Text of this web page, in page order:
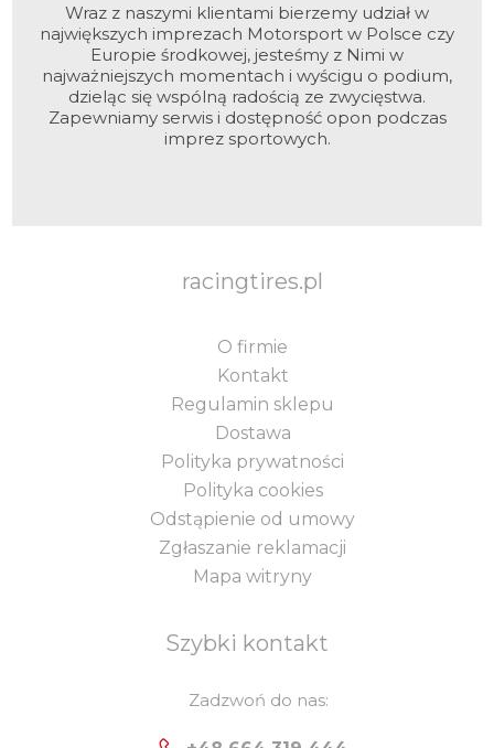
Wraz z naszymi klientami bierzemy udział w
największych imprezach Motorsport w Polsce czy
Europie środkowej, jesteśmy z Nimi w
najważniejszych momentach i wyścigu o podium,
dzieląc się wspólną radością ze zwycięstwa.
Zapewniamy serwis i dostępność opon podczas
imprez sportowych.
racingtires.pl
O firmie
Kontakt
Regulamin sklepu
Dostawa
Polityka prywatności
Polityka cookies
Odstąpienie od umowy
Zgłaszanie reklamacji
Mapa witryny
Szybki kontakt
Zadzwoń do nas: